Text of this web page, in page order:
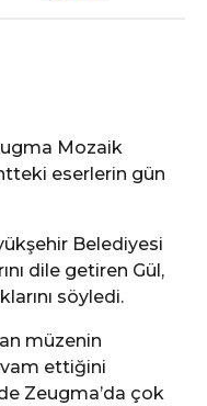
Mozaik
eserlerin gün
Belediyesi
dile getiren Gül,
söyledi.
müzenin
ettiğini
Zeugma’da çok